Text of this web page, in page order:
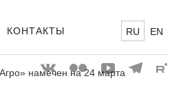
КОНТАКТЫ RU EN
намечен на 24 марта